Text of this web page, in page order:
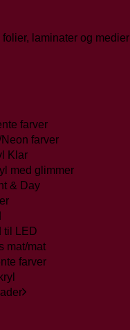
laminater og medier
farver
farver
Klar
med glimmer
& Day
til LED
mat/mat
farver